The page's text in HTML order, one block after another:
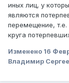
иных лиц, у
являются
перемещение,
круга
Изменено 16
Владимир